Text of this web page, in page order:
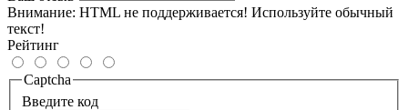
Внимание: HTML не поддерживается! Используйте обычный
текст!
Рейтинг
Captcha
Введите код